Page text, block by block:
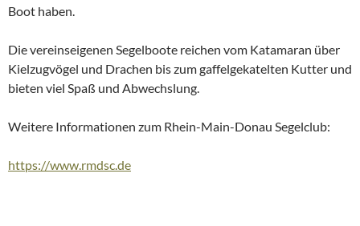
Boot haben.
Die vereinseigenen Segelboote reichen vom Katamaran über
Kielzugvögel und Drachen bis zum gaffelgekatelten Kutter und
bieten viel Spaß und Abwechslung.
Weitere Informationen zum Rhein-Main-Donau Segelclub:
https://www.rmdsc.de